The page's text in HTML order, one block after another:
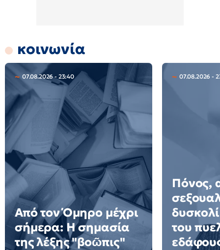
κοινωνία
07.08.2026 - 23:40
Από τον Όμηρο μέχρι
σήμερα: Η σημασία
της λέξης "βοῶπις"
07.08.2026 -
Πόνος,
του